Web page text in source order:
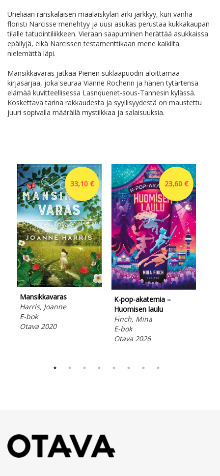
Uneliaan ranskalaisen maalaiskylän arki järkkyy, kun vanha
floristi Narcisse menehtyy ja uusi asukas perustaa kukkakaupan
tilalle tatuointiliikkeen. Vieraan saapuminen herättää asukkaissa
epäilyjä, eikä Narcissen testamenttikaan mene kaikilta
nielemättä läpi.
Mansikkavaras jatkaa Pienen suklaapuodin aloittamaa
kirjasarjaa, joka seuraa Vianne Rocherin ja hänen tytärtensä
elämää kuvitteellisessa Lasnquenet-sous-Tannesin kylässä.
Koskettava tarina rakkaudesta ja syyllisyydestä on maustettu
juuri sopivalla määrällä mystiikkaa ja salaisuuksia.
33,10 €
Mansikkavaras
Harris, Joanne
E-bok
Otava 2020
23,60 €
K-pop-akatemia –
Huomisen laulu
Finch, Mina
E-bok
Otava 2026